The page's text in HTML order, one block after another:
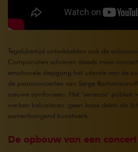
Tegelijkertijd ontwikkelden ook de
Componisten schreven steeds meer
emotionele diepgang het uiterste van de
de pianoconcerten van Serge
nieuwe symfonieën. Het ‘serieuze’ publiek
werken beluisteren: geen losse delen als
samenhangend kunstwerk.
De opbouw van een concert